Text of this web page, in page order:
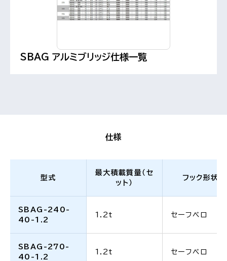
SBAG アルミブリッジ仕様一覧
仕様
型式
最大積載質量（セ
ット）
フック形状
SBAG-240-
40-1.2
1.2t セーフベロ
SBAG-270-
40-1.2
1.2t セーフベロ